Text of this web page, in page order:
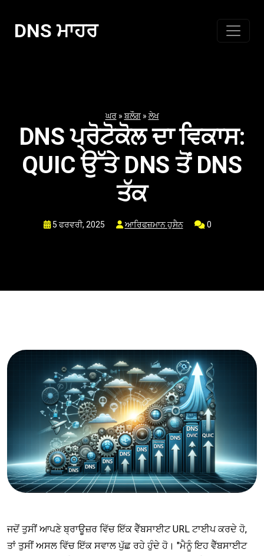
DNS ਮਾਹਰ
ਘਰ»ਬਲੌਗ»ਲੇਖ
DNS ਪ੍ਰੋਟੋਕੋਲ ਦਾ ਵਿਕਾਸ:
QUIC ਉੱਤੇ DNS ਤੋਂ DNS
ਤੱਕ
5 ਫਰਵਰੀ, 2025 ਆਰਿਫਜ਼ਮਾਨ ਹੁਸੈਨ 0
ਜਦੋਂ ਤੁਸੀਂ ਆਪਣੇ ਬ੍ਰਾਊਜ਼ਰ ਵਿੱਚ ਇੱਕ ਵੈੱਬਸਾਈਟ URL ਟਾਈਪ ਕਰਦੇ ਹੋ,
ਤਾਂ ਤੁਸੀਂ ਅਸਲ ਵਿੱਚ ਇੱਕ ਸਵਾਲ ਪੁੱਛ ਰਹੇ ਹੁੰਦੇ ਹੋ। "ਮੈਨੂੰ ਇਹ ਵੈੱਬਸਾਈਟ